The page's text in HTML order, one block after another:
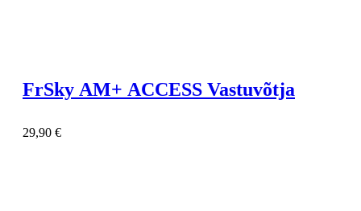
FrSky AM+ ACCESS Vastuvõtja
29,90 €